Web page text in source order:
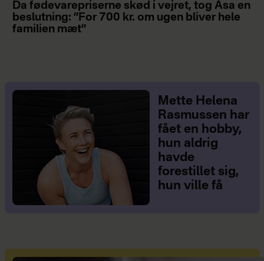
Da fødevarepriserne skød i vejret, tog Åsa en
beslutning: ”For 700 kr. om ugen bliver hele
familien mæt”
Mette Helena
Rasmussen har
fået en hobby,
hun aldrig
havde
forestillet sig,
hun ville få